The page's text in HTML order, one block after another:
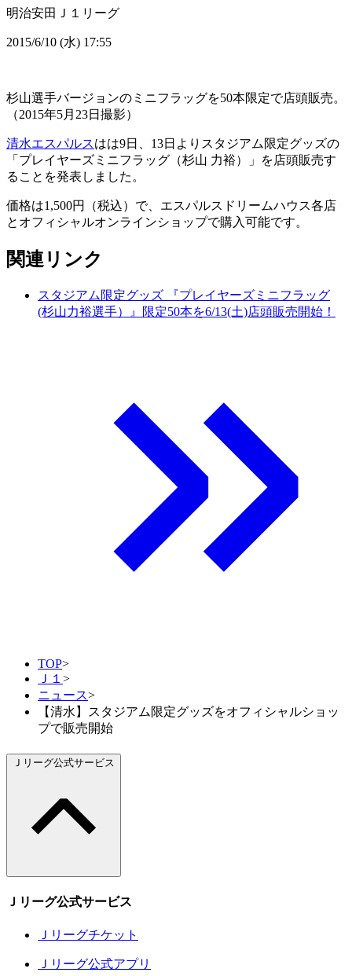
明治安田Ｊ１リーグ
2015/6/10 (水) 17:55
杉山選手バージョンのミニフラッグを50本限定で店頭販売。
（2015年5月23日撮影）
清水エスパルスはは9日、13日よりスタジアム限定グッズの
「プレイヤーズミニフラッグ（杉山 力裕）」を店頭販売す
ることを発表しました。
価格は1,500円（税込）で、エスパルスドリームハウス各店
とオフィシャルオンラインショップで購入可能です。
関連リンク
スタジアム限定グッズ 『プレイヤーズミニフラッグ
(杉山力裕選手）』限定50本を6/13(土)店頭販売開始！
TOP>
Ｊ１ >
ニュース>
【清水】スタジアム限定グッズをオフィシャルショッ
プで販売開始
Ｊリーグ公式サービス
Ｊリーグ公式サービス
Ｊリーグチケット
Ｊリーグ公式アプリ